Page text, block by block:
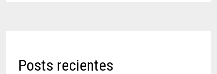
Posts recientes